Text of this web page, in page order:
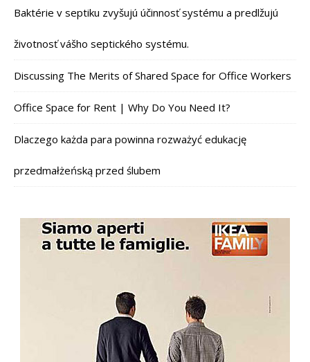
Baktérie v septiku zvyšujú účinnosť systému a predlžujú
životnosť vášho septického systému.
Discussing The Merits of Shared Space for Office Workers
Office Space for Rent | Why Do You Need It?
Dlaczego każda para powinna rozważyć edukację
przedmałżeńską przed ślubem